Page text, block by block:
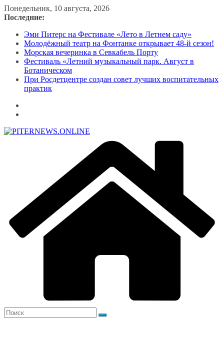
Перейти
к
Понедельник, 10 августа, 2026
Последние:
Эми Питерс на Фестивале «Лето в Летнем саду»
Молодёжный театр на Фонтанке открывает 48-й сезон!
Морская вечеринка в Севкабель Порту
Фестиваль «Летний музыкальный парк. Август в
Ботаническом
При Росдетцентре создан совет лучших воспитательных
практик